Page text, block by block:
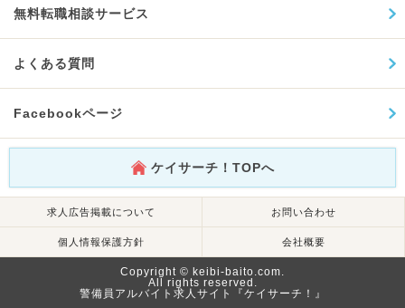
無料転職相談サービス
よくある質問
Facebookページ
ケイサーチ！TOPへ
求人広告掲載について お問い合わせ
個人情報保護方針 会社概要
Copyright © keibi-baito.com.
All rights reserved.
警備員アルバイト求人サイト『ケイサーチ！』